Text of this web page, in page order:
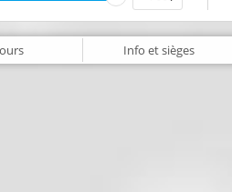
Info et sièges